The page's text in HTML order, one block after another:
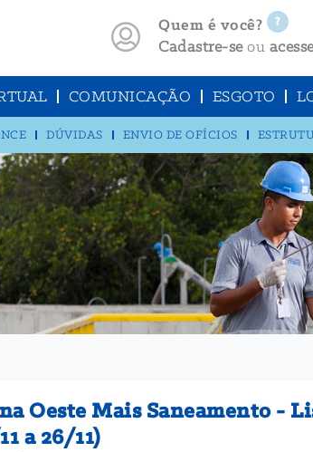
Quem é você?
Cadastre-seou
COMUNICAÇÃO ESGOTO
DÚVIDAS ENVIO DE OFÍCIOS
Oeste Mais Saneamento -
a 26/11)